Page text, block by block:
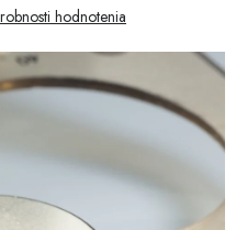
Ochrana osobných údajov
hodnotenia